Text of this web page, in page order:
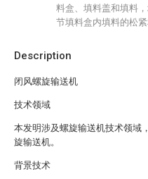
Description
闭风螺旋输送机
技术领域
本发明涉及螺旋输送机技术领域
旋输送机。
背景技术
料盒、填料盖和填料
节填料盒内填料的松紧